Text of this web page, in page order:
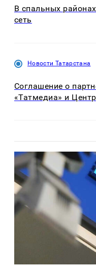
В спальных
сеть
Новости Татарстана
Соглашение о
«Татмедиа» и